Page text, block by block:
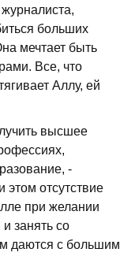
больших
мечтает быть
Все, что
Аллу, ей
высшее
-
этом отсутствие
при желании
занять со
даются с большим